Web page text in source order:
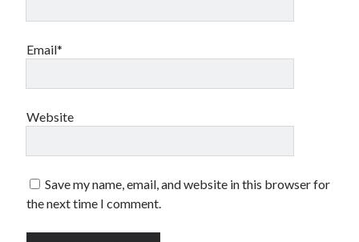
Email*
Website
Save my name, email, and website in this browser for
the next time I comment.